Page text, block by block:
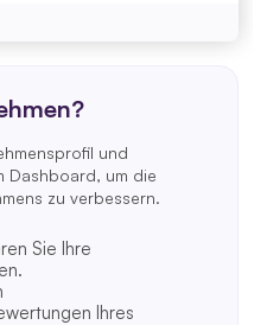
und
Dashboard, um die
zu verbessern.
Sie Ihre
Ihres